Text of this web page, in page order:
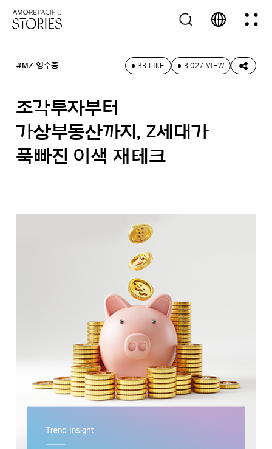
#MZ 영수증 33 LIKE 3,027 VIEW
조각투자부터
가상부동산까지, Z세대가
푹빠진 이색 재테크